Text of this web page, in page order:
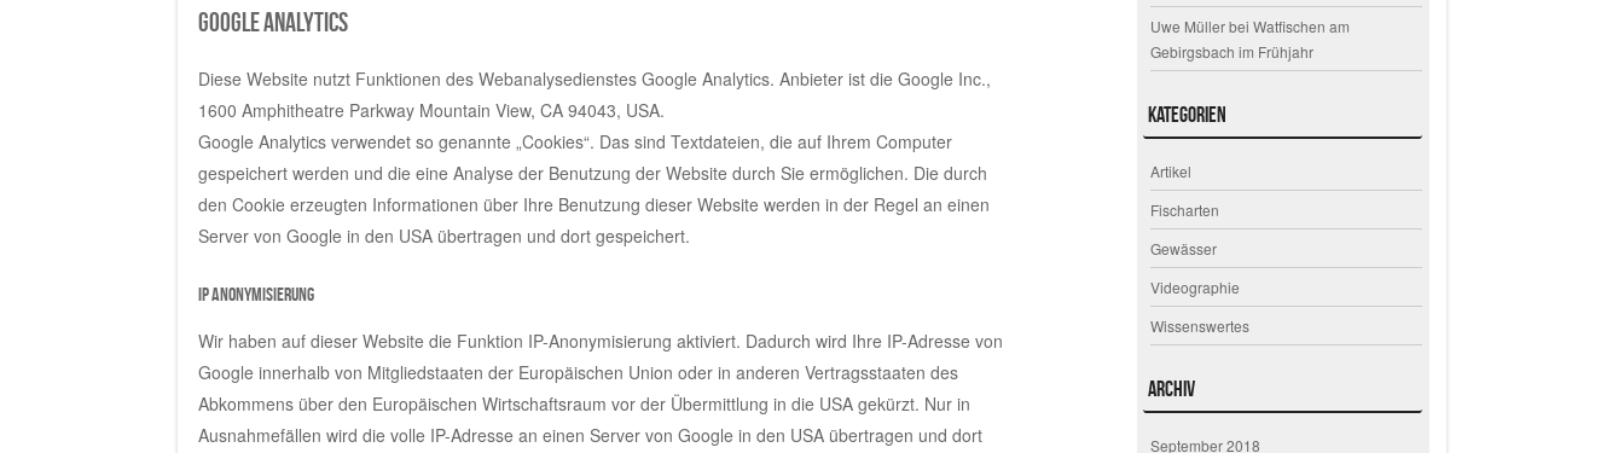
Google Analytics
Diese Website nutzt Funktionen des Webanalysedienstes Google Analytics. Anbieter ist die Google Inc.,
1600 Amphitheatre Parkway Mountain View, CA 94043, USA.
Google Analytics verwendet so genannte „Cookies“. Das sind Textdateien, die auf Ihrem Computer
gespeichert werden und die eine Analyse der Benutzung der Website durch Sie ermöglichen. Die durch
den Cookie erzeugten Informationen über Ihre Benutzung dieser Website werden in der Regel an einen
Server von Google in den USA übertragen und dort gespeichert.
IP Anonymisierung
Wir haben auf dieser Website die Funktion IP-Anonymisierung aktiviert. Dadurch wird Ihre IP-Adresse von
Google innerhalb von Mitgliedstaaten der Europäischen Union oder in anderen Vertragsstaaten des
Abkommens über den Europäischen Wirtschaftsraum vor der Übermittlung in die USA gekürzt. Nur in
Ausnahmefällen wird die volle IP-Adresse an einen Server von Google in den USA übertragen und dort
Uwe MüllerbeiWatfischen am
Gebirgsbach im Frühjahr
Kategorien
Artikel
Fischarten
Gewässer
Videographie
Wissenswertes
Archiv
September 2018